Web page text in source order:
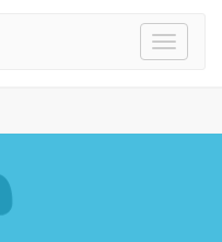
Toggle